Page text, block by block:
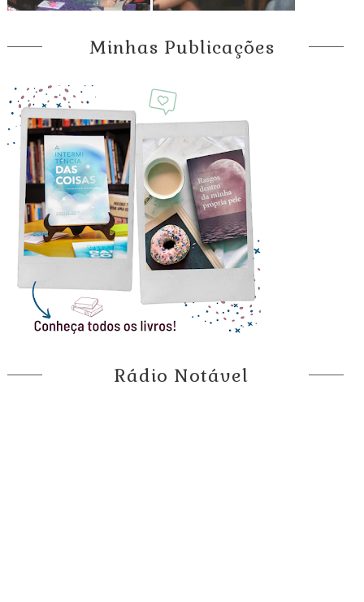
Minhas Publicações
Rádio Notável